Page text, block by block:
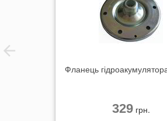
Фланець
329грн.